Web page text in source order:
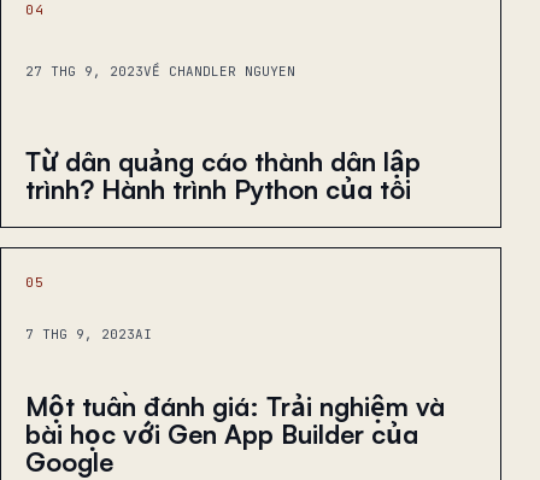
04
27 THG 9, 2023VỀ CHANDLER NGUYEN
Từ dân quảng cáo thành dân lập
trình? Hành trình Python của tôi
05
7 THG 9, 2023AI
Một tuần đánh giá: Trải nghiệm và
bài học với Gen App Builder của
Google